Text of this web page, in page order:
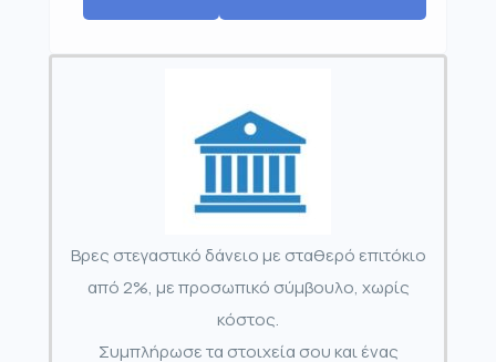
Βρες στεγαστικό δάνειο με σταθερό επιτόκιο
από 2%, με προσωπικό σύμβουλο, χωρίς
κόστος.
Συμπλήρωσε τα στοιχεία σου και ένας